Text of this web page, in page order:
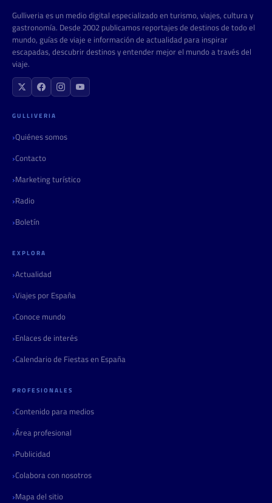
Gulliveria es un medio digital especializado en turismo, viajes, cultura y
gastronomía. Desde 2002 publicamos reportajes de destinos de todo el
mundo, guías de viaje e información de actualidad para inspirar
escapadas, descubrir destinos y entender mejor el mundo a través del
viaje.
GULLIVERIA
Quiénes somos
Contacto
Marketing turístico
Radio
Boletín
EXPLORA
Actualidad
Viajes por España
Conoce mundo
Enlaces de interés
Calendario de Fiestas en España
PROFESIONALES
Contenido para medios
Área profesional
Publicidad
Colabora con nosotros
Mapa del sitio